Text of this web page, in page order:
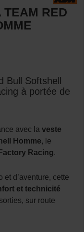
TEAM RED
Bull Softshell
à portée de
avec la veste
Homme, le
Racing.
d’aventure, cette
et technicité
sur route